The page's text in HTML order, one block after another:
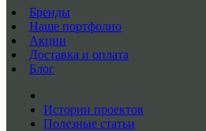
Бренды
Наше портфолио
Акции
Доставка и оплата
Блог
Истории проектов
Полезные статьи